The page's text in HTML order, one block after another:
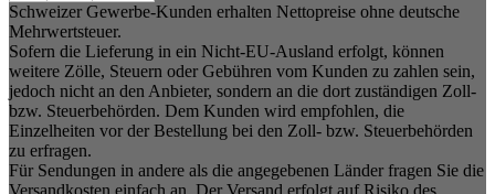
Schweizer Gewerbe-Kunden erhalten Nettopreise ohne deutsche
Mehrwertsteuer.
Sofern die Lieferung in ein Nicht-EU-Ausland erfolgt, können
weitere Zölle, Steuern oder Gebühren vom Kunden zu zahlen sein,
jedoch nicht an den Anbieter, sondern an die dort zuständigen Zoll-
bzw. Steuerbehörden. Dem Kunden wird empfohlen, die
Einzelheiten vor der Bestellung bei den Zoll- bzw. Steuerbehörden
zu erfragen.
Für Sendungen in andere als die angegebenen Länder fragen Sie die
Versandkosten einfach an. Der Versand erfolgt auf Risiko des